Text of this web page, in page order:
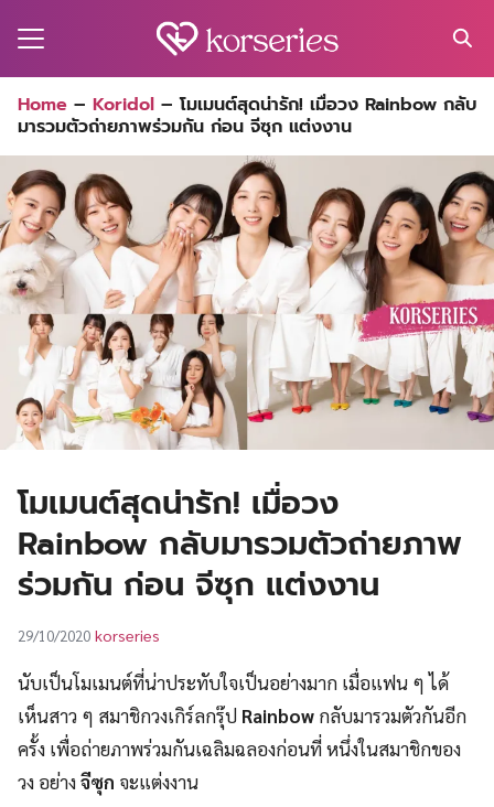
for:
Home – Koridol –โมเมนต์สุดน่ารัก! เมื่อวง Rainbow กลับ
มารวมตัวถ่ายภาพร่วมกัน ก่อน จีซุก แต่งงาน
โมเมนต์สุดน่ารัก! เมื่อวง
Rainbow กลับมารวมตัวถ่ายภาพ
ร่วมกัน ก่อน จีซุก แต่งงาน
29/10/2020 korseries
นับเป็นโมเมนต์ที่น่าประทับใจเป็นอย่างมาก เมื่อแฟน ๆ ได้
เห็นสาว ๆ สมาชิกวงเกิร์ลกรุ๊ป Rainbow กลับมารวมตัวกันอีก
ครั้ง เพื่อถ่ายภาพร่วมกันเฉลิมฉลองก่อนที่ หนึ่งในสมาชิกของ
วง อย่างจีซุก จะแต่งงาน